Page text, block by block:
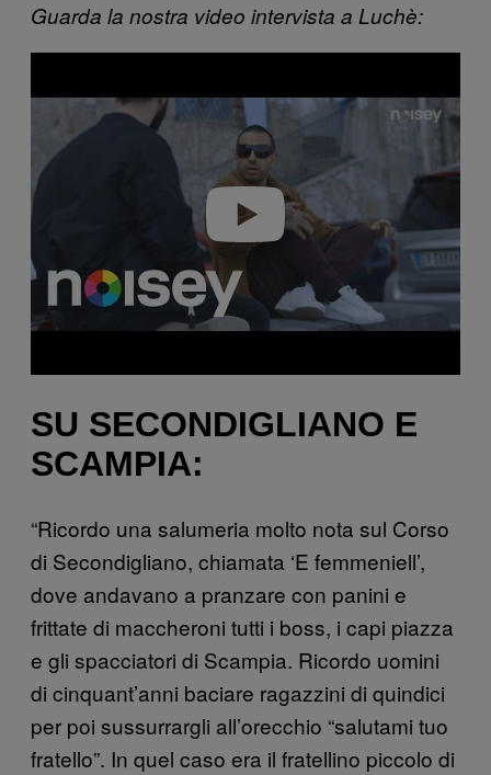
Guarda la nostra video intervista a Luchè:
Play video
SU SECONDIGLIANO E
SCAMPIA:
“Ricordo una salumeria molto nota sul Corso
di Secondigliano, chiamata ‘E femmeniell’,
dove andavano a pranzare con panini e
frittate di maccheroni tutti i boss, i capi piazza
e gli spacciatori di Scampia. Ricordo uomini
di cinquant’anni baciare ragazzini di quindici
per poi sussurrargli all’orecchio “salutami tuo
fratello”. In quel caso era il fratellino piccolo di